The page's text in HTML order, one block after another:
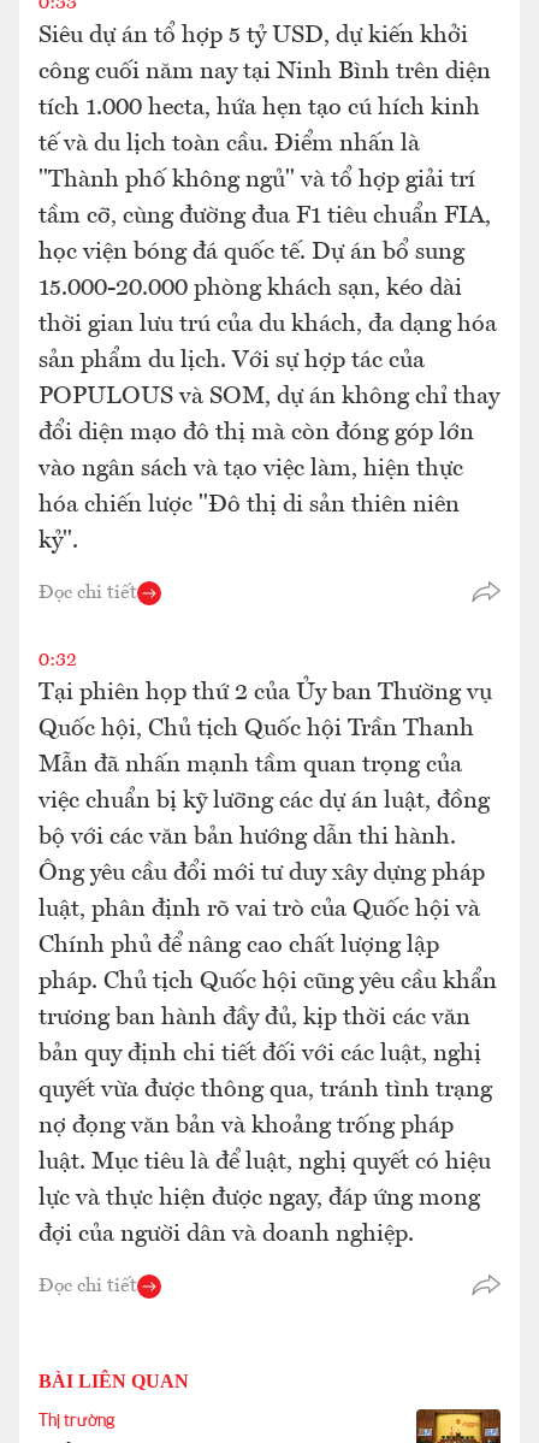
Siêu dự án tổ hợp 5 tỷ USD, dự kiến khởi
công cuối năm nay tại Ninh Bình trên diện
tích 1.000 hecta, hứa hẹn tạo cú hích kinh
tế và du lịch toàn cầu. Điểm nhấn là
"Thành phố không ngủ" và tổ hợp giải trí
tầm cỡ, cùng đường đua F1 tiêu chuẩn FIA,
học viện bóng đá quốc tế. Dự án bổ sung
15.000-20.000 phòng khách sạn, kéo dài
thời gian lưu trú của du khách, đa dạng hóa
sản phẩm du lịch. Với sự hợp tác của
POPULOUS và SOM, dự án không chỉ thay
đổi diện mạo đô thị mà còn đóng góp lớn
vào ngân sách và tạo việc làm, hiện thực
hóa chiến lược "Đô thị di sản thiên niên
kỷ".
Đọc chi tiết
0:32
Tại phiên họp thứ 2 của Ủy ban Thường vụ
Quốc hội, Chủ tịch Quốc hội Trần Thanh
Mẫn đã nhấn mạnh tầm quan trọng của
việc chuẩn bị kỹ lưỡng các dự án luật, đồng
bộ với các văn bản hướng dẫn thi hành.
Ông yêu cầu đổi mới tư duy xây dựng pháp
luật, phân định rõ vai trò của Quốc hội và
Chính phủ để nâng cao chất lượng lập
pháp. Chủ tịch Quốc hội cũng yêu cầu khẩn
trương ban hành đầy đủ, kịp thời các văn
bản quy định chi tiết đối với các luật, nghị
quyết vừa được thông qua, tránh tình trạng
nợ đọng văn bản và khoảng trống pháp
luật. Mục tiêu là để luật, nghị quyết có hiệu
lực và thực hiện được ngay, đáp ứng mong
đợi của người dân và doanh nghiệp.
Đọc chi tiết
BÀI LIÊN QUAN
Thị trường